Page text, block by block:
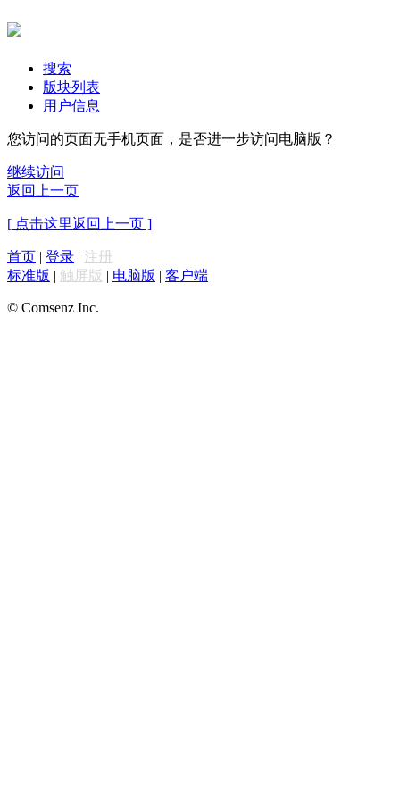
搜索
版块列表
用户信息
您访问的页面无手机页面，是否进一步访问电脑版？
继续访问
返回上一页
[ 点击这里返回上一页 ]
首页 | 登录 | 注册
标准版 | 触屏版 | 电脑版 | 客户端
© Comsenz Inc.